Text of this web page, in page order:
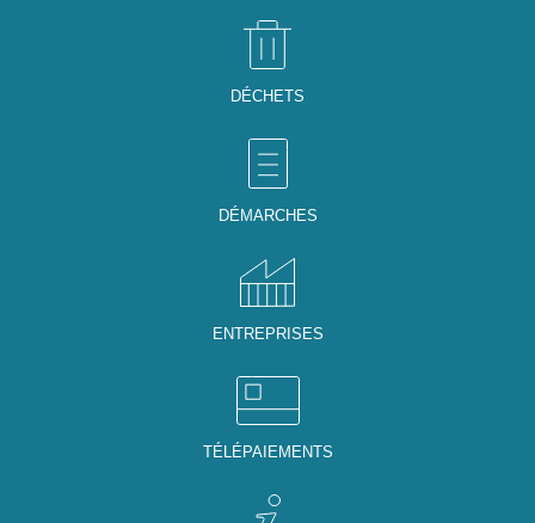
DÉCHETS
DÉMARCHES
ENTREPRISES
TÉLÉPAIEMENTS